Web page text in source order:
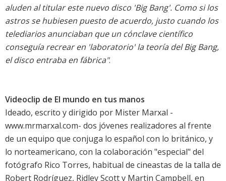
aluden al titular este nuevo disco 'Big Bang'. Como si los
astros se hubiesen puesto de acuerdo, justo cuando los
telediarios anunciaban que un cónclave científico
conseguía recrear en 'laboratorio' la teoría del Big Bang,
el disco entraba en fábrica".
Videoclip de El mundo en tus manos
Ideado, escrito y dirigido por Mister Marxal -
www.mrmarxal.com- dos jóvenes realizadores al frente
de un equipo que conjuga lo español con lo británico, y
lo norteamericano, con la colaboración "especial" del
fotógrafo Rico Torres, habitual de cineastas de la talla de
Robert Rodríguez, Ridley Scott y Martin Campbell, en